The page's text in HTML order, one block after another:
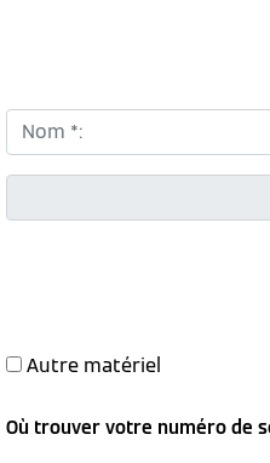
Nom *:
Autre matériel
Où trouver votre numéro de